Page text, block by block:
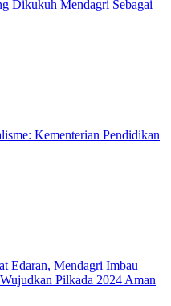
Dikukuh Mendagri Sebagai
Kementerian Pendidikan
Edaran, Mendagri Imbau
Pilkada 2024 Aman